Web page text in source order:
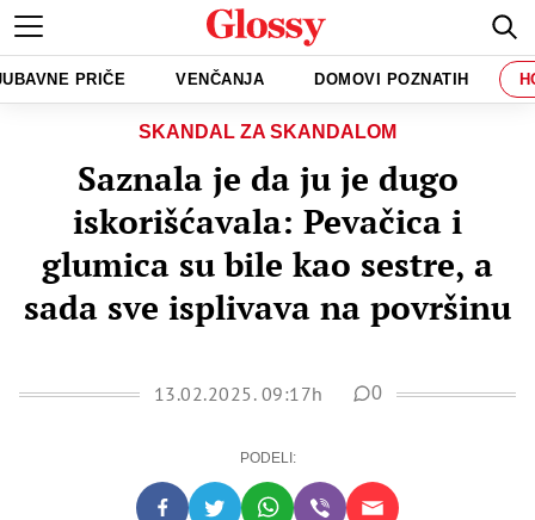
PRIČE VENČANJA DOMOVI POZNATIH
SKANDAL ZA SKANDALOM
Saznala je da ju je dugo
iskorišćavala: Pevačica i
glumica su bile kao sestre, a
sada sve isplivava na površinu
13.02.2025. 09:17h 0
PODELI: